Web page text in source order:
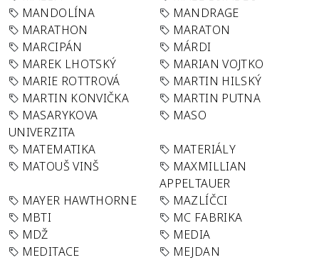
MANDOLÍNA
MANDRAGE
MARATHON
MARATON
MARCIPÁN
MÁRDI
MAREK LHOTSKÝ
MARIAN VOJTKO
MARIE ROTTROVÁ
MARTIN HILSKÝ
MARTIN KONVIČKA
MARTIN PUTNA
MASARYKOVA
UNIVERZITA
MASO
MATEMATIKA
MATERIÁLY
MATOUŠ VINŠ
MAXMILLIAN
APPELTAUER
MAYER HAWTHORNE
MAZLÍČCI
MBTI
MC FABRIKA
MDŽ
MEDIA
MEDITACE
MEJDAN